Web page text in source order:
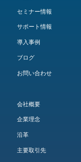
セミナー情報
サポート情報
導入事例
ブログ
お問い合わせ
会社概要
企業理念
沿革
主要取引先